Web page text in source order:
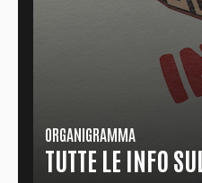
ORGANIGRAMMA
TUTTE LE INFO